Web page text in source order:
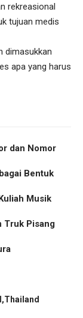
rekreasional
tujuan medis
dimasukkan
apa yang harus
dan Nomor
Bentuk
Musik
Truk Pisang
Thailand